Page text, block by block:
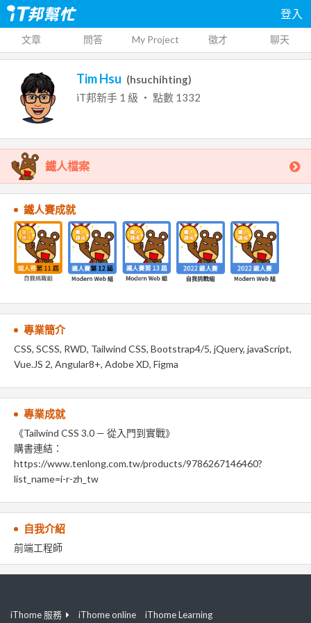
登入
文章 問答 My Project 徵才 聊天
Tim Hsu (hsuchihting)
iT邦新手 1 級 ‧ 點數 1332
鐵人檔案
鐵人賽成就
專業簡介
CSS, SCSS, RWD, Tailwind CSS, Bootstrap4/5, jQuery, javaScript,
Vue.JS 2, Angular8+, Adobe XD, Figma
專業成就
《Tailwind CSS 3.0 — 從入門到實戰》
購書連結：
https://www.tenlong.com.tw/products/9786267146460?
list_name=i-r-zh_tw
自我介紹
前端工程師
iThome 服務 iThome online iThome Learning